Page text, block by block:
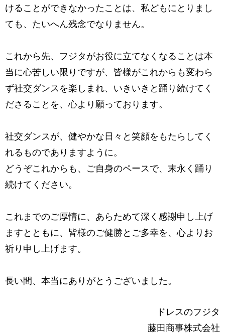
けることができなかったことは、私どもにとりまし
ても、たいへん残念でなりません。
これから先、フジタがお役に立てなくなることは本
当に心苦しい限りですが、 皆様がこれからも変わら
ず社交ダンスを楽しまれ、 いきいきと踊り続けてく
ださることを、心より願っております。
社交ダンスが、健やかな日々と笑顔をもたらしてく
れるものでありますように。
どうぞこれからも、ご自身のペースで、末永く踊り
続けてください。
これまでのご厚情に、あらためて深く感謝申し上げ
ますとともに、 皆様のご健勝とご多幸を、心よりお
祈り申し上げます。
長い間、本当にありがとうございました。
ドレスのフジタ
藤田商事株式会社